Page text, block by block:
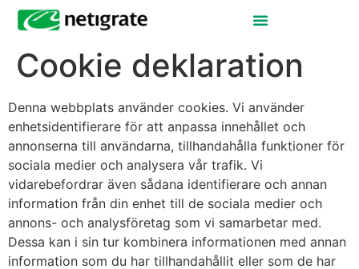
Cookie deklaration
Denna webbplats använder cookies. Vi använder
enhetsidentifierare för att anpassa innehållet och
annonserna till användarna, tillhandahålla funktioner för
sociala medier och analysera vår trafik. Vi
vidarebefordrar även sådana identifierare och annan
information från din enhet till de sociala medier och
annons- och analysföretag som vi samarbetar med.
Dessa kan i sin tur kombinera informationen med annan
information som du har tillhandahållit eller som de har